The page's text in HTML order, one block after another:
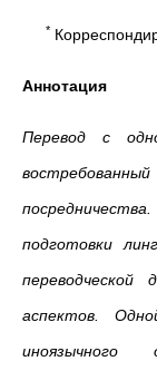
*
Аннотация
Перевод с
подготовки
переводческой
аспектов.
иноязычного